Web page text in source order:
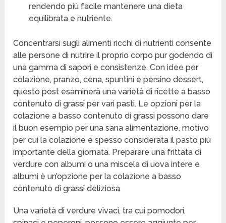
rendendo più facile mantenere una dieta
equilibrata e nutriente.
Concentrarsi sugli alimenti ricchi di nutrienti consente
alle persone di nutrire il proprio corpo pur godendo di
una gamma di sapori e consistenze. Con idee per
colazione, pranzo, cena, spuntini e persino dessert,
questo post esaminerà una varietà di ricette a basso
contenuto di grassi per vari pasti. Le opzioni per la
colazione a basso contenuto di grassi possono dare
il buon esempio per una sana alimentazione, motivo
per cui la colazione è spesso considerata il pasto più
importante della giornata. Preparare una frittata di
verdure con albumi o una miscela di uova intere e
albumi è un’opzione per la colazione a basso
contenuto di grassi deliziosa.
Una varietà di verdure vivaci, tra cui pomodori,